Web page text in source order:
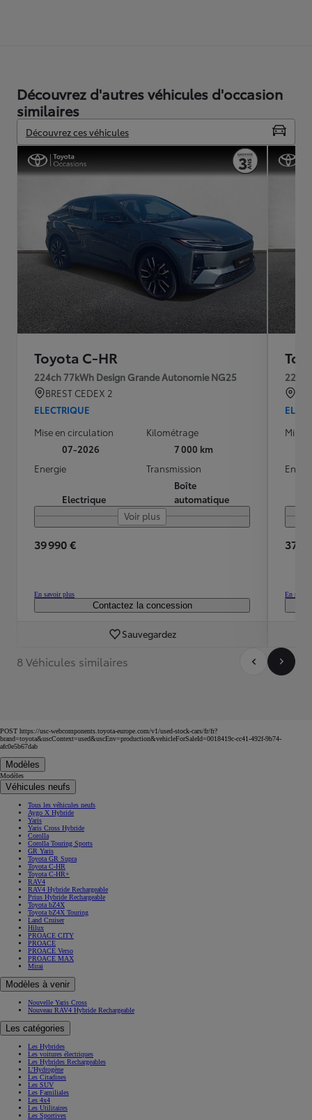
Découvrez d'autres véhicules d'occasion
similaires
Découvrez ces véhicules
Toyota C-HR
224ch 77kWh Design Grande Autonomie NG25
BREST CEDEX 2
ELECTRIQUE
Mise en circulation
07-2026
Kilométrage
7 000 km
Energie
Electrique
Transmission
Boîte
automatique
Voir plus
39 990 €
En savoir plus
Contactez la concession
Sauvegardez
Mise
37
En
8 Véhicules similaires
POST https://usc-webcomponents.toyota-europe.com/v1/used-stock-cars/fr/fr?
brand=toyota&uscContext=used&uscEnv=production&vehicleForSaleId=0018419c-cc41-492f-9b74-
afc0e5b67dab
Modèles
Modèles
Véhicules neufs
Tous les véhicules neufs
Aygo X Hybride
Yaris
Yaris Cross Hybride
Corolla
Corolla Touring Sports
GR Yaris
Toyota GR Supra
Toyota C-HR
Toyota C-HR+
RAV4
RAV4 Hybride Rechargeable
Prius Hybride Rechargeable
Toyota bZ4X
Toyota bZ4X Touring
Land Cruiser
Hilux
PROACE CITY
PROACE
PROACE Verso
PROACE MAX
Mirai
Modèles à venir
Nouvelle Yaris Cross
Nouveau RAV4 Hybride Rechargeable
Les catégories
Les Hybrides
Les voitures électriques
Les Hybrides Rechargeables
L'Hydrogène
Les Citadines
Les SUV
Les Familiales
Les 4x4
Les Utilitaires
Les Sportives